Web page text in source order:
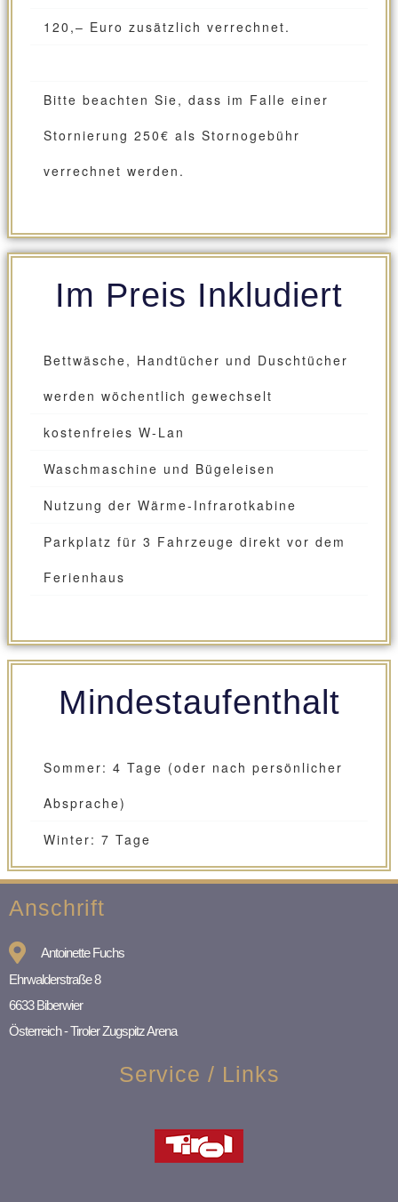
120,– Euro zusätzlich verrechnet.
Bitte beachten Sie, dass im Falle einer
Stornierung 250€ als Stornogebühr
verrechnet werden.
Im Preis Inkludiert
Bettwäsche, Handtücher und Duschtücher
werden wöchentlich gewechselt
kostenfreies W-Lan
Waschmaschine und Bügeleisen
Nutzung der Wärme-Infrarotkabine
Parkplatz für 3 Fahrzeuge direkt vor dem
Ferienhaus
Mindestaufenthalt
Sommer: 4 Tage (oder nach persönlicher
Absprache)
Winter: 7 Tage
Anschrift
Antoinette Fuchs
Ehrwalderstraße 8
6633 Biberwier
Österreich - Tiroler Zugspitz Arena
Service / Links